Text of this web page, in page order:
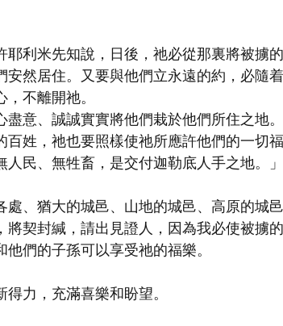
耶利米先知說，日後，祂必從那裏將被擄
然居住。又要與他們立永遠的約，必隨
不離開祂。
意、誠誠實實將他們栽於他們所住之地。
姓，祂也要照樣使祂所應許他們的一切福
民、無牲畜，是交付迦勒底人手之地。
處、猶大的城邑、山地的城邑、高原的城
契封緘，請出見證人，因為我必使被擄的
們的子孫可以享受祂的福樂。
力，充滿喜樂和盼望。